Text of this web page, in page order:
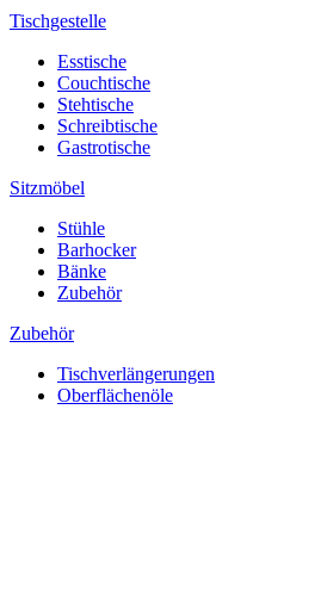
Tischgestelle
Esstische
Couchtische
Stehtische
Schreibtische
Gastrotische
Sitzmöbel
Stühle
Barhocker
Bänke
Zubehör
Zubehör
Tischverlängerungen
Oberflächenöle